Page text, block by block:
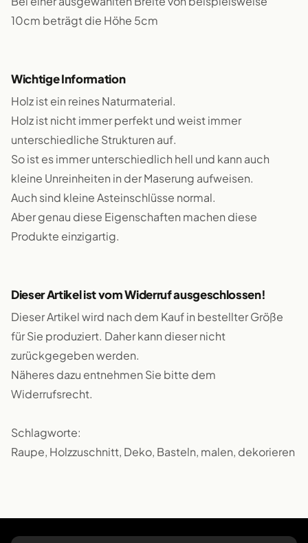
10cm beträgt die Höhe 5cm
Wichtige Information
Holz ist ein reines Naturmaterial.
Holz ist nicht immer perfekt und weist immer
unterschiedliche Strukturen auf.
So ist es immer unterschiedlich hell und kann auch
kleine Unreinheiten in der Maserung aufweisen.
Auch sind kleine Asteinschlüsse normal.
Aber genau diese Eigenschaften machen diese
Produkte einzigartig.
Dieser Artikel ist vom Widerruf ausgeschlossen!
Dieser Artikel wird nach dem Kauf in bestellter Größe
für Sie produziert. Daher kann dieser nicht
zurückgegeben werden.
Näheres dazu entnehmen Sie bitte dem
Widerrufsrecht.
Schlagworte:
Raupe, Holzzuschnitt, Deko, Basteln, malen, dekorieren